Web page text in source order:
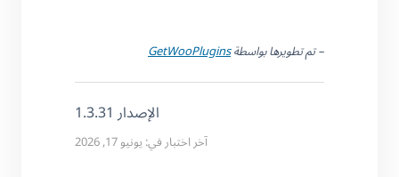
– تم تطويرها بواسطةGetWooPlugins
الإصدار 1.3.31
آخر اختبار في: يونيو 17, 2026